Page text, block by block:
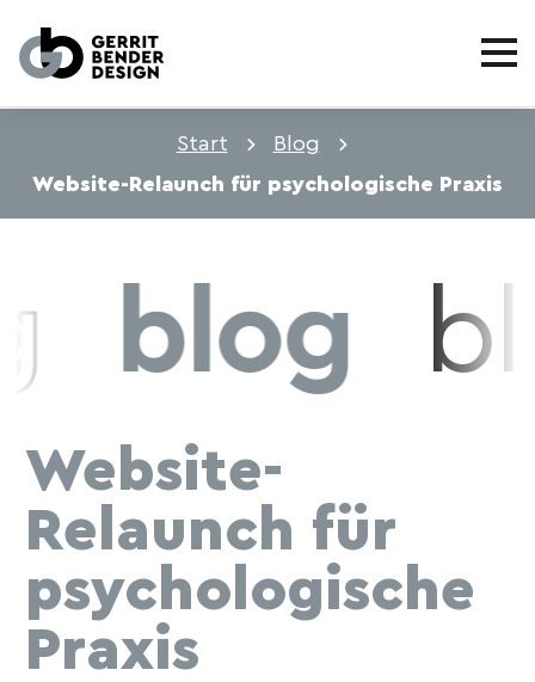
Start
Blog
Website-Relaunch für psychologische Praxis
blog
Website-
Relaunch für
psychologische
Praxis